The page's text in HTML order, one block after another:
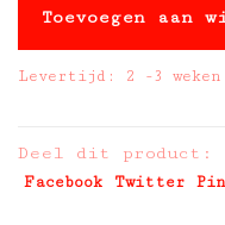
Toevoegen aan
Levertijd: 2 -3 weken
Deel dit product:
Facebook Twitter